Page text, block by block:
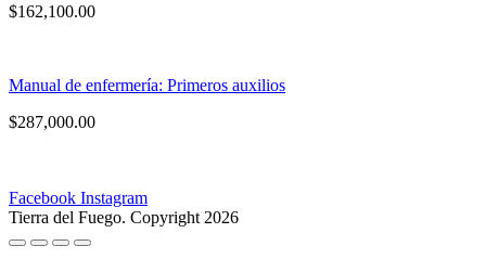
$162,100.00
Manual de enfermería: Primeros auxilios
$287,000.00
Facebook Instagram
Tierra del Fuego. Copyright 2026